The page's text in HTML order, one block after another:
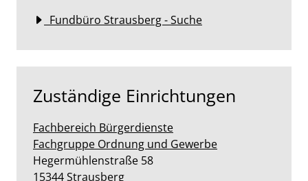
Fundbüro Strausberg - Suche
Zuständige Einrichtungen
Fachbereich Bürgerdienste
Fachgruppe Ordnung und Gewerbe
Straße:
Hegermühlenstraße Hausnummer:
58
PLZ:
15344Ort:
Strausberg